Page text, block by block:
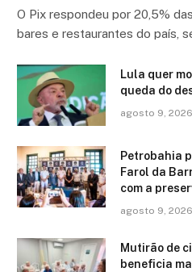
O Pix respondeu por 20,5%
bares e restaurantes do país,
Lula quer
queda do
agosto 9, 2026
Petrobahia
Farol da
com a
agosto 9, 2026
Mutirão de
beneficia